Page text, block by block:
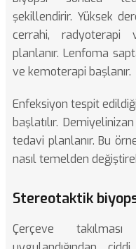
şekillendirir. Yüksek
cerrahi, radyoterapi
planlanır. Lenfoma
ve kemoterapi başlanır.
Enfeksiyon tespit
başlatılır.
tedavi planlanır. Bu
nasıl temelden
Stereotaktik
Çerçeve